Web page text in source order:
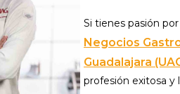
Si tienes pasión
Negocios
Guadalajara
profesión exitosa y